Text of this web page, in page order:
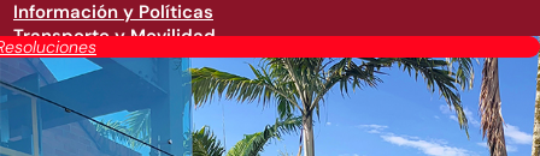
Información y Políticas
Transporte y Movilidad